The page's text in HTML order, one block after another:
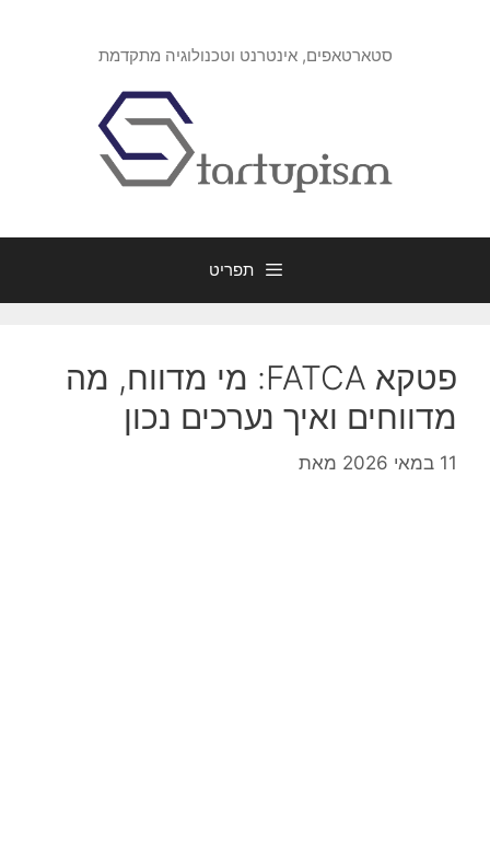
סטארטאפים, אינטרנט וטכנולוגיה מתקדמת
תפריט
פטקא FATCA: מי מדווח, מה
מדווחים ואיך נערכים נכון
11 במאי 2026 מאת